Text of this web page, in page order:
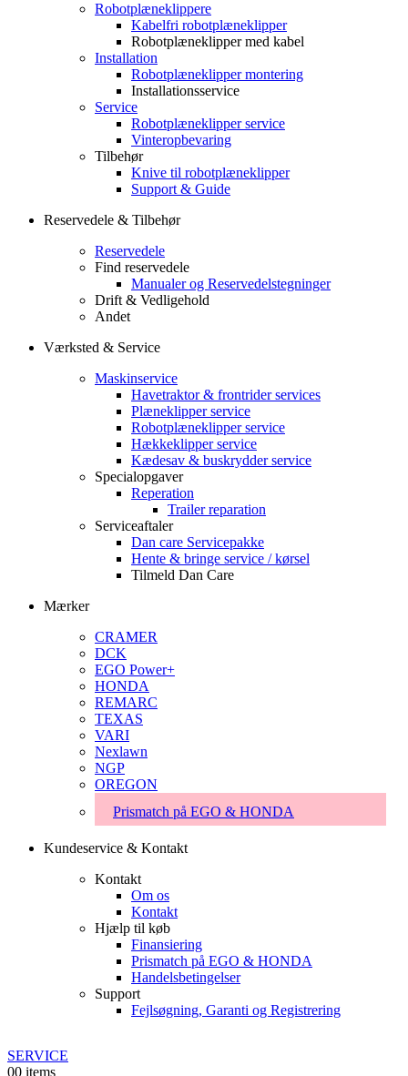
Robotplæneklippere
Kabelfri robotplæneklipper
Robotplæneklipper med kabel
Installation
Robotplæneklipper montering
Installationsservice
Service
Robotplæneklipper service
Vinteropbevaring
Tilbehør
Knive til robotplæneklipper
Support & Guide
Reservedele & Tilbehør
Reservedele
Find reservedele
Manualer og Reservedelstegninger
Drift & Vedligehold
Andet
Værksted & Service
Maskinservice
Havetraktor & frontrider services
Plæneklipper service
Robotplæneklipper service
Hækkeklipper service
Kædesav & buskrydder service
Specialopgaver
Reperation
Trailer reparation
Serviceaftaler
Dan care Servicepakke
Hente & bringe service / kørsel
Tilmeld Dan Care
Mærker
CRAMER
DCK
EGO Power+
HONDA
REMARC
TEXAS
VARI
Nexlawn
NGP
OREGON
Prismatch på EGO & HONDA
Kundeservice & Kontakt
Kontakt
Om os
Kontakt
Hjælp til køb
Finansiering
Prismatch på EGO & HONDA
Handelsbetingelser
Support
Fejlsøgning, Garanti og Registrering
SERVICE
00 items